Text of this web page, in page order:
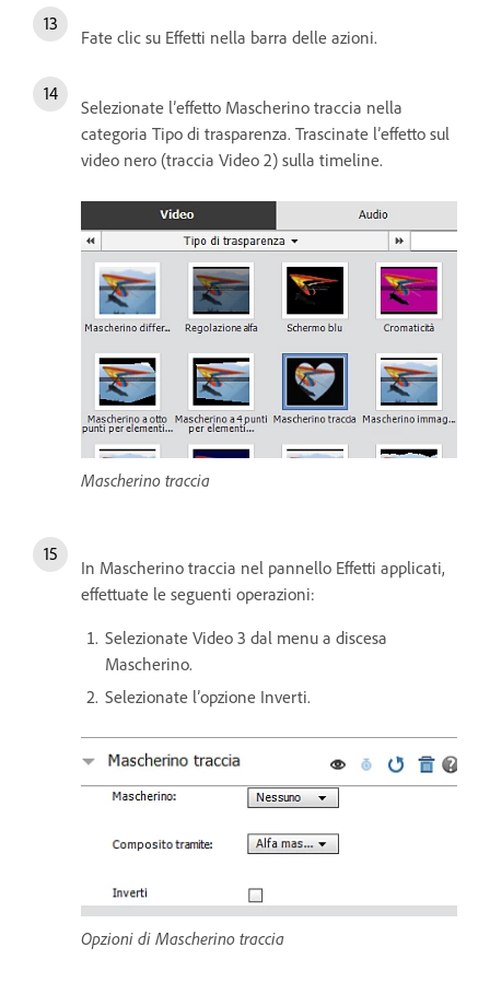
Fate clic su Effetti nella barra delle azioni.
Selezionate l’effetto Mascherino traccia nella
categoria Tipo di trasparenza. Trascinate l’effetto sul
video nero (traccia Video 2) sulla timeline.
Mascherino traccia
In Mascherino traccia nel pannello Effetti applicati,
effettuate le seguenti operazioni:
Selezionate Video 3 dal menu a discesa
Mascherino.
Selezionate l’opzione Inverti.
Opzioni di Mascherino traccia